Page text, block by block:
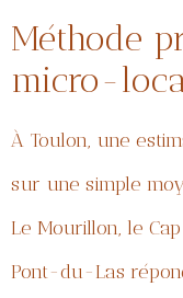
Méthode
micro-
À Toulon, une
sur une simple
Le Mourillon, le
Pont-du-Las